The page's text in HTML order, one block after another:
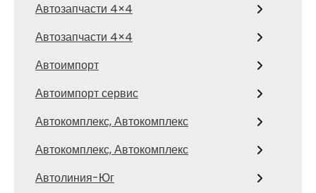
Автозапчасти 4×4
Автозапчасти 4×4
Автоимпорт
Автоимпорт сервис
Автокомплекс, Автокомплекс
Автокомплекс, Автокомплекс
Автолиния-Юг